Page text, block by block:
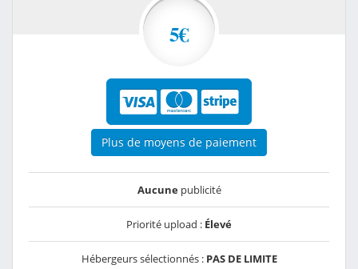
5€
Plus de moyens de paiement
Aucunepublicité
Priorité upload : Élevé
Hébergeurs sélectionnés : PAS DE LIMITE